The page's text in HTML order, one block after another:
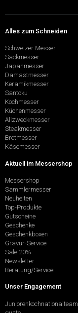
Alles zum Schneiden
Schweizer Messer
Sackmesser
Japanmesser
Damastmesser
Keramikmesser
Santoku
Kochmesser
Küchenmesser
Allzweckmesser
Steakmesser
Brotmesser
Käsemesser
Aktuell im Messershop
Messershop
Sammlermesser
Neuheiten
Top-Produkte
Gutscheine
Geschenke
Geschenkboxen
Gravur-Service
Sale 20%
Newsletter
Beratung/Service
Unser Engagement
Juniorenkochnationalteam